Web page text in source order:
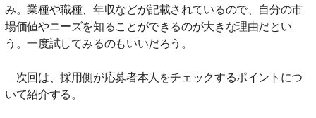
み。業種や職種、年収などが記載されているので、自分の市
場価値やニーズを知ることができるのが大きな理由だとい
う。一度試してみるのもいいだろう。
次回は、採用側が応募者本人をチェックするポイントにつ
いて紹介する。